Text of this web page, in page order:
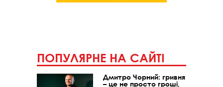
ПОПУЛЯРНЕ НА САЙТІ
Дмитро Чорний: гривня
– це не просто гроші,